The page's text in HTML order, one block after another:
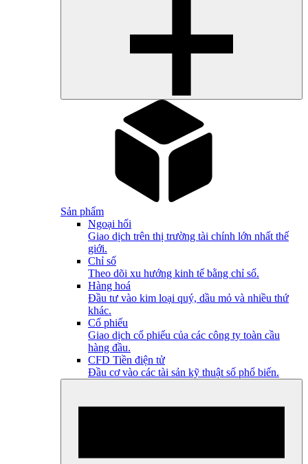
Sản phẩm
Ngoại hối
Giao dịch trên thị trường tài chính lớn nhất thế
giới.
Chỉ số
Theo dõi xu hướng kinh tế bằng chỉ số.
Hàng hoá
Đầu tư vào kim loại quý, dầu mỏ và nhiều thứ
khác.
Cổ phiếu
Giao dịch cổ phiếu của các công ty toàn cầu
hàng đầu.
CFD Tiền điện tử
Đầu cơ vào các tài sản kỹ thuật số phổ biến.